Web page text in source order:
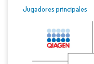
Jugadores principales
Imagen © Mordor